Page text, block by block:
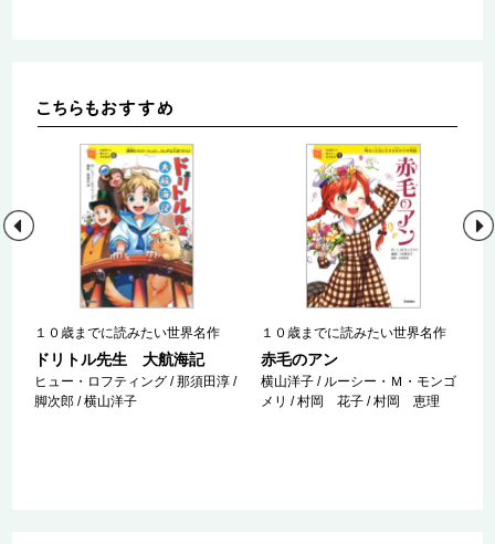
１０歳までに読みたい世界名作
ドリトル先生 大航海記
ヒュー・ロフティング / 那須田淳 /
脚次郎 / 横山洋子
１０歳までに読みたい世界名作
赤毛のアン
横山洋子 / ルーシー・Ｍ・モンゴ
メリ / 村岡 花子 / 村岡 恵理